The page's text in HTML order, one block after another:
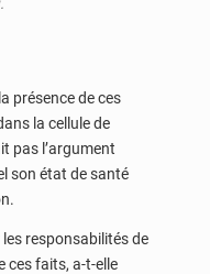
présence de ces
la cellule de
pas l’argument
son état de santé
les responsabilités de
ces faits, a-t-elle